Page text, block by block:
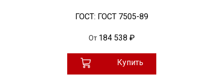
ГОСТ: ГОСТ 7505-89
От 184 538 ₽
Купить